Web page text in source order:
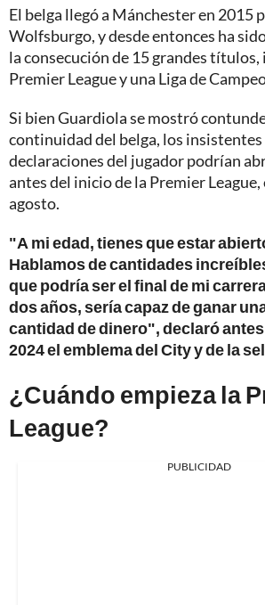
El belga llegó a Mánchester en 2015
Wolfsburgo, y desde entonces ha
la consecución de 15 grandes títulos,
Premier League y una Liga de
Si bien Guardiola se mostró
continuidad del belga, los insistentes
declaraciones del jugador podrían
antes del inicio de la Premier
agosto.
"A mi edad, tienes que estar
Hablamos de cantidades
que podría ser el final de mi
dos años, sería capaz de ganar
cantidad de dinero", declaró
2024 el emblema del City y de la
¿Cuándo empieza la
League?
PUBLICIDAD